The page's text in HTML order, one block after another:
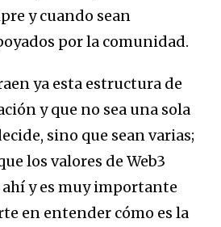
y cuando sean
por la comunidad.
ya esta estructura de
y que no sea una sola
sino que sean varias;
los valores de Web3
y es muy importante
en entender cómo es la